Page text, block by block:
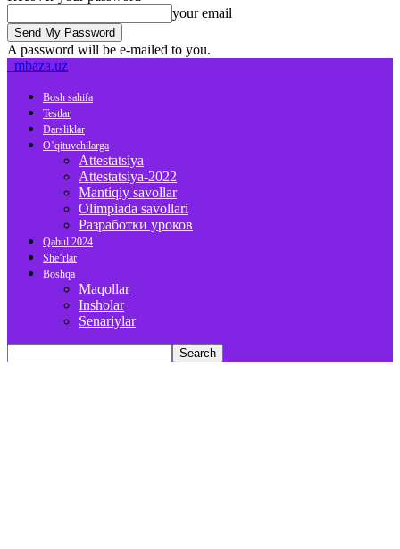
your email
A password will be e-mailed to you.
mbaza.uz
Bosh sahifa
Testlar
Darsliklar
O’qituvchilarga
Attestatsiya
Attestatsiya-2022
Mantiqiy savollar
Olimpiada savollari
Разработки уроков
Qabul 2024
She’rlar
Boshqa
Maqollar
Insholar
Senariylar